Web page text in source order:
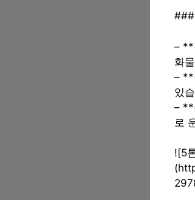
###
– **
화
– **
있
– **
로
![5